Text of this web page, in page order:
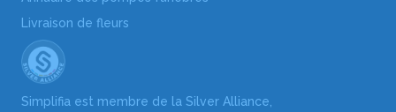
Livraison de fleurs
Simplifia est membre de la Silver Alliance,